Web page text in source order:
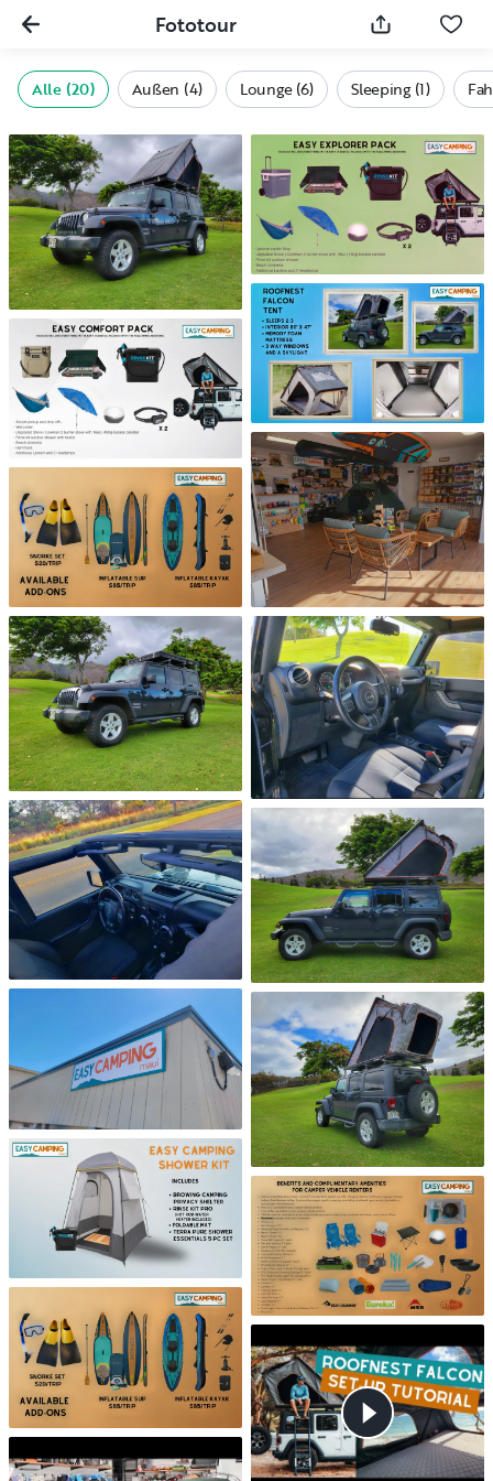
Fototour
Alle (20) Außen (4) Lounge (6) Sleeping (1)